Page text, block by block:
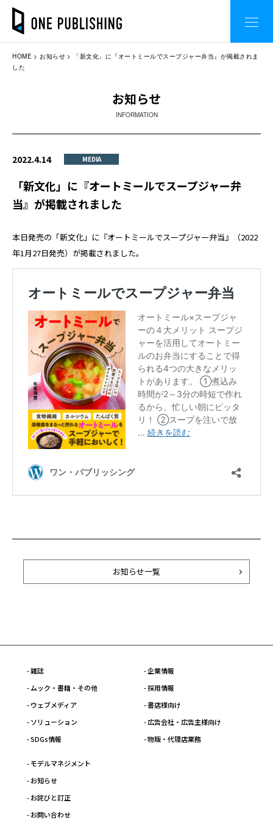
HOME お知らせ
「新文化」に『オートミールでスープジャー弁当』が掲載されま
した
お知らせ
INFORMATION
2022.4.14 MEDIA
「新文化」に『オートミールでスープジャー弁
当』が掲載されました
本日発売の「新文化」に『オートミールでスープジャー弁当』（2022
年1月27日発売）が掲載されました。
お知らせ一覧
- 雑誌
- ムック・書籍・その他
- ウェブメディア
- ソリューション
- SDGs情報
- 企業情報
- 採用情報
- 書店様向け
- 広告会社・広告主様向け
- 物販・代理店業務
- モデルマネジメント
- お知らせ
- お詫びと訂正
- お問い合わせ